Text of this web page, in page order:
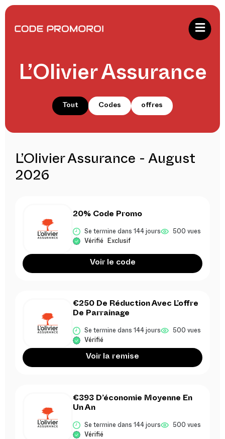
L’Olivier Assurance
Tout Codes offres
L’Olivier Assurance - August
2026
20% Code Promo
Se termine dans 144 jours 500 vues
Vérifié Exclusif
Voir le code
€250 De Réduction Avec L’offre
De Parrainage
Se termine dans 144 jours 500 vues
Vérifié
Voir la remise
€393 D’économie Moyenne En
Un An
Se termine dans 144 jours 500 vues
Vérifié